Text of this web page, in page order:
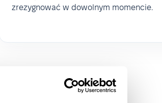
zrezygnować w dowolnym momencie.